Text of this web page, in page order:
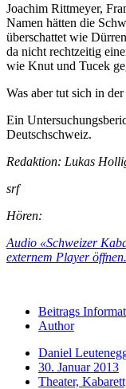
Joachim Rittmeyer,
Namen hätten die
überschattet wie
da nicht rechtzeitig
wie Knut und Tucek
Was aber tut sich in
Ein
Deutschschweiz.
Redaktion: Lukas
srf
Hören:
Audio «Schweizer
externem Player öffnen.
Beitrags
Author
Daniel
30. Januar 2013
Theater,